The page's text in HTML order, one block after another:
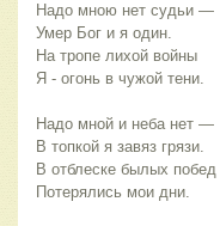
Надо мною нет судьи —
Умер Бог и я один.
На тропе лихой войны
Я - огонь в чужой тени.
Надо мной и неба нет —
В топкой я завяз грязи.
В отблеске былых побед
Потерялись мои дни.